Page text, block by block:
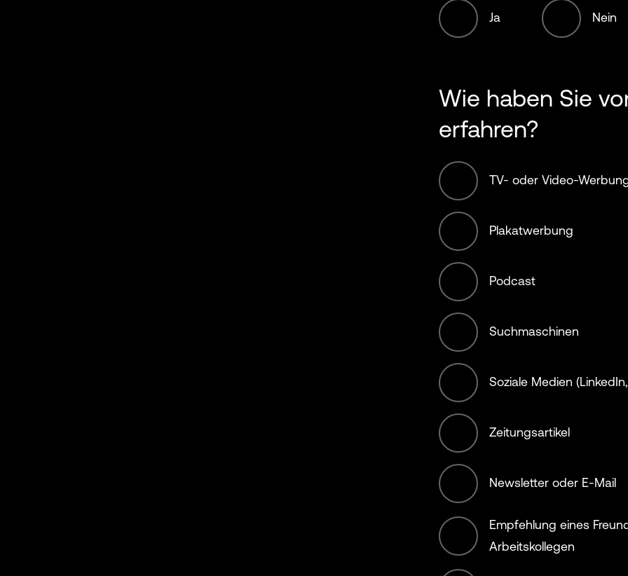
1001-5000
10,001+
Food, beverage
Fossil Fuels
Hospitality
Infrastructure
International
Manufacturing
Materials
Municipality,
Country
NGO (non
Non-Profit/
Ja Nein
Wie haben Sie
erfahren?
TV- oder Video-
Plakatwerbung
Podcast
Suchmaschinen
Soziale Medien
Zeitungsartikel
Newsletter oder E-Mail
Empfehlung eines
Arbeitskollegen